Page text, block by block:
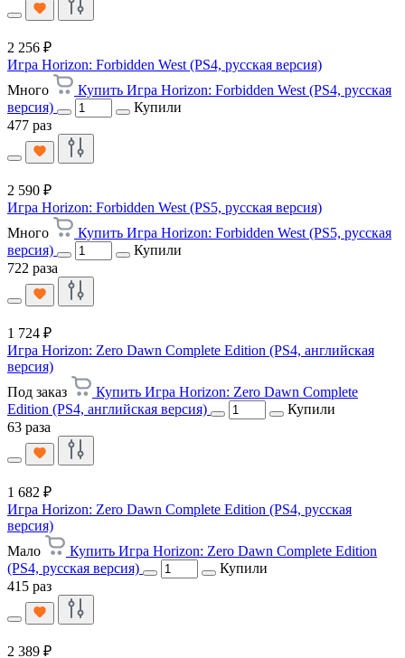
2 256 ₽
Игра Horizon: Forbidden West (PS4, русская версия)
Много
Купить Игра Horizon: Forbidden West (PS4, русская
версия)
Купили
477 раз
2 590 ₽
Игра Horizon: Forbidden West (PS5, русская версия)
Много
Купить Игра Horizon: Forbidden West (PS5, русская
версия)
Купили
722 раза
1 724 ₽
Игра Horizon: Zero Dawn Complete Edition (PS4, английская
версия)
Под заказ
Купить Игра Horizon: Zero Dawn Complete
Edition (PS4, английская версия)
Купили
63 раза
1 682 ₽
Игра Horizon: Zero Dawn Complete Edition (PS4, русская
версия)
Мало
Купить Игра Horizon: Zero Dawn Complete Edition
(PS4, русская версия)
Купили
415 раз
2 389 ₽